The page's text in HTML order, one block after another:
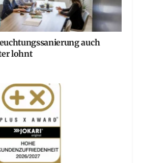
auch
lohnt